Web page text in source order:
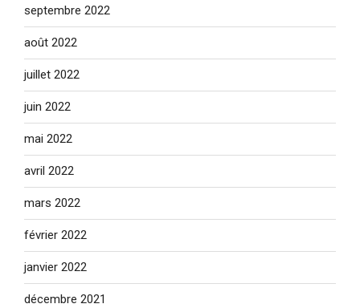
septembre 2022
août 2022
juillet 2022
juin 2022
mai 2022
avril 2022
mars 2022
février 2022
janvier 2022
décembre 2021